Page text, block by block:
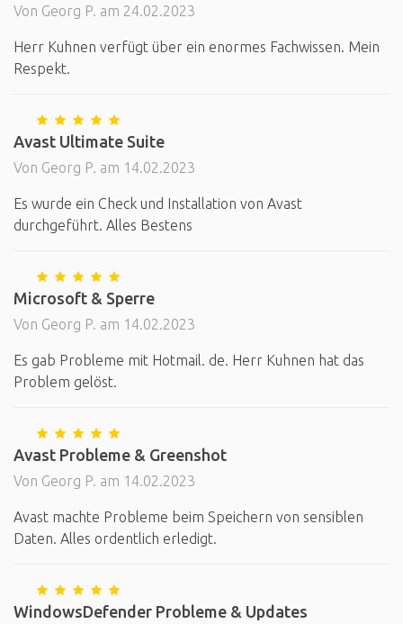
Von Georg P. am 24.02.2023
Herr Kuhnen verfügt über ein enormes Fachwissen. Mein
Respekt.
Avast Ultimate Suite
Von Georg P. am 14.02.2023
Es wurde ein Check und Installation von Avast
durchgeführt. Alles Bestens
Microsoft & Sperre
Von Georg P. am 14.02.2023
Es gab Probleme mit Hotmail. de. Herr Kuhnen hat das
Problem gelöst.
Avast Probleme & Greenshot
Von Georg P. am 14.02.2023
Avast machte Probleme beim Speichern von sensiblen
Daten. Alles ordentlich erledigt.
WindowsDefender Probleme & Updates